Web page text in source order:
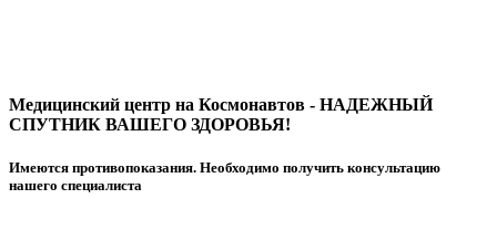
Медицинский центр на Космонавтов - НАДЕЖНЫЙ
СПУТНИК ВАШЕГО ЗДОРОВЬЯ!
Имеются противопоказания. Необходимо получить консультацию
нашего специалиста